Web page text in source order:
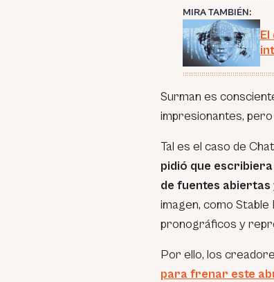
MIRA TAMBIÉN:
Surman es
impresionantes,
Tal es el caso de
pidió que
de fuentes abiertas
imagen, como Stable
pronográficos y
Por ello, los
para frenar este